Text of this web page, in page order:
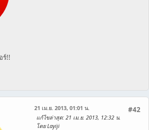
ร์!!
#42
21 เม.ย. 2013, 01:01 น.
แก้ไขล่าสุด: 21 เม.ย. 2013, 12:32 น.
โดย Layiji